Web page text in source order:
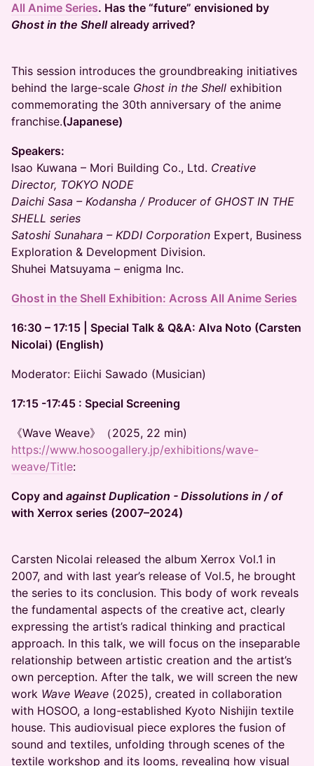
All Anime Series. Has the “future” envisioned by
Ghost in the Shellalready arrived?
This session introduces the groundbreaking initiatives
behind the large-scale Ghost in the Shell exhibition
commemorating the 30th anniversary of the anime
franchise.(Japanese)
Speakers:
Isao Kuwana – Mori Building Co., Ltd. Creative
Director, TOKYO NODE
Daichi Sasa – Kodansha / Producer of GHOST IN THE
SHELL series
Satoshi Sunahara – KDDI Corporation Expert, Business
Exploration & Development Division.
Shuhei Matsuyama – enigma Inc.
Ghost in the Shell Exhibition: Across All Anime Series
16:30 – 17:15 | Special Talk & Q&A: Alva Noto (Carsten
Nicolai) (English)
Moderator: Eiichi Sawado (Musician)
17:15 -17:45 : Special Screening
《Wave Weave》（2025, 22 min)
https://www.hosoogallery.jp/exhibitions/wave-
weave/Title:
Copy and against Duplication - Dissolutions in / of
with Xerrox series (2007–2024)
Carsten Nicolai released the album Xerrox Vol.1 in
2007, and with last year’s release of Vol.5, he brought
the series to its conclusion. This body of work reveals
the fundamental aspects of the creative act, clearly
expressing the artist’s radical thinking and practical
approach. In this talk, we will focus on the inseparable
relationship between artistic creation and the artist’s
own perception. After the talk, we will screen the new
work Wave Weave (2025), created in collaboration
with HOSOO, a long-established Kyoto Nishijin textile
house. This audiovisual piece explores the fusion of
sound and textiles, unfolding through scenes of the
textile workshop and its looms, revealing how visual